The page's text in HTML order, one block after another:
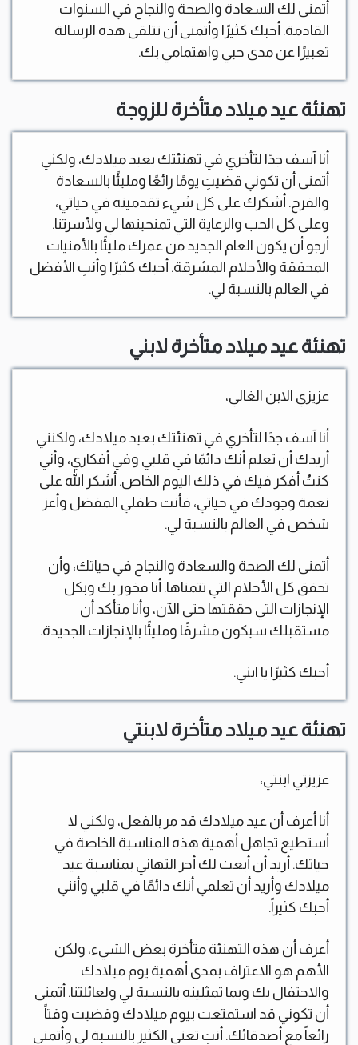
أتمنى لك السعادة والصحة والنجاح في السنوات
القادمة. أحبك كثيرًا وأتمنى أن تتلقى هذه الرسالة
تعبيرًا عن مدى حبي واهتمامي بك.
تهنئة عيد ميلاد متأخرة للزوجة
أنا آسف جدًا لتأخري في تهنئتك بعيد ميلادك، ولكني
أتمنى أن تكوني قضيتِ يومًا رائعًا ومليئًا بالسعادة
والفرح. أشكرك على كل شيء تقدمينه في حياتي،
وعلى كل الحب والرعاية التي تمنحينها لي ولأسرتنا.
أرجو أن يكون العام الجديد من عمرك مليئًا بالأمنيات
المحققة والأحلام المشرقة. أحبك كثيرًا وأنتِ الأفضل
في العالم بالنسبة لي.
تهنئة عيد ميلاد متأخرة لابني
عزيزي الابن الغالي،
أنا آسف جدًا لتأخري في تهنئتك بعيد ميلادك، ولكنني
أريدك أن تعلم أنك دائمًا في قلبي وفي أفكاري، وأني
كنتُ أفكر فيك في ذلك اليوم الخاص. أشكر الله على
نعمة وجودك في حياتي، فأنت طفلي المفضل وأعز
شخص في العالم بالنسبة لي.
أتمنى لك الصحة والسعادة والنجاح في حياتك، وأن
تحقق كل الأحلام التي تتمناها. أنا فخور بك وبكل
الإنجازات التي حققتها حتى الآن، وأنا متأكد أن
مستقبلك سيكون مشرقًا ومليئًا بالإنجازات الجديدة.
أحبك كثيرًا يا ابني.
تهنئة عيد ميلاد متأخرة لابنتي
عزيزتي ابنتي،
أنا أعرف أن عيد ميلادك قد مر بالفعل، ولكني لا
أستطيع تجاهل أهمية هذه المناسبة الخاصة في
حياتك. أريد أن أبعث لك أحر التهاني بمناسبة عيد
ميلادك وأريد أن تعلمي أنك دائمًا في قلبي وأنني
أحبك كثيراً.
أعرف أن هذه التهنئة متأخرة بعض الشيء، ولكن
الأهم هو الاعتراف بمدى أهمية يوم ميلادك
والاحتفال بك وبما تمثلينه بالنسبة لي ولعائلتنا. أتمنى
أن تكوني قد استمتعت بيوم ميلادك وقضيت وقتاً
رائعاً مع أصدقائك. أنتِ تعني الكثير بالنسبة لي وأتمنى